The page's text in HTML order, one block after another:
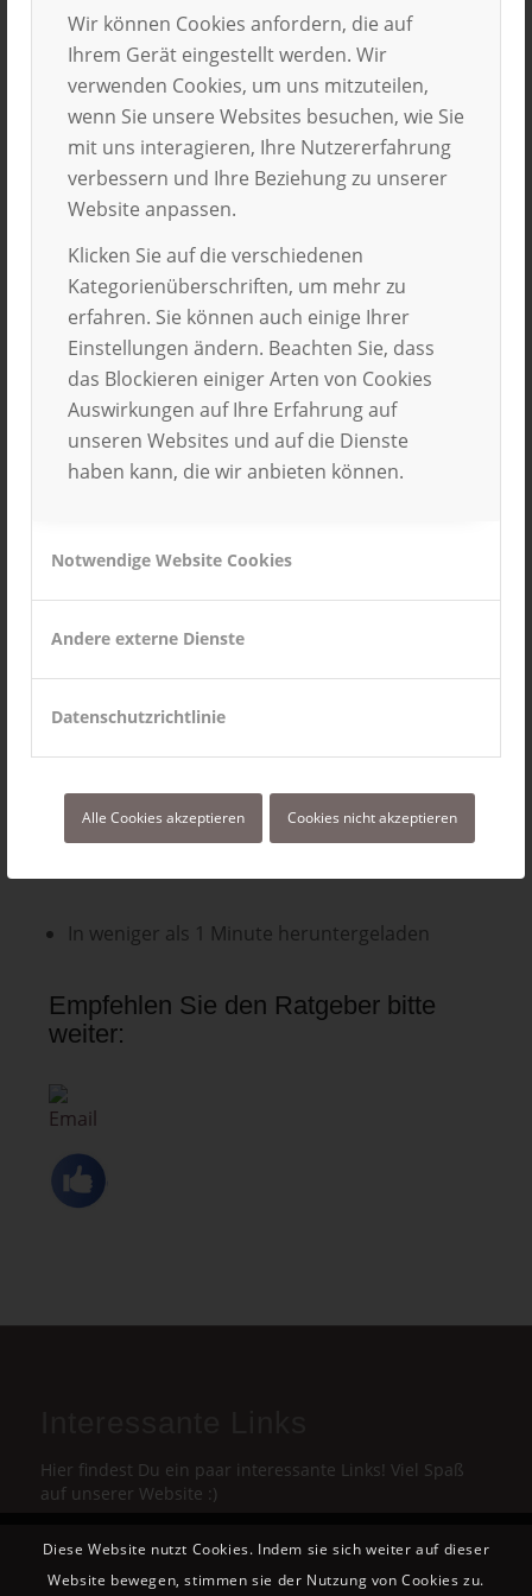
Wir können Cookies anfordern, die auf
Ihrem Gerät eingestellt werden. Wir
verwenden Cookies, um uns mitzuteilen,
wenn Sie unsere Websites besuchen, wie Sie
mit uns interagieren, Ihre Nutzererfahrung
verbessern und Ihre Beziehung zu unserer
Website anpassen.
Klicken Sie auf die verschiedenen
Kategorienüberschriften, um mehr zu
erfahren. Sie können auch einige Ihrer
Einstellungen ändern. Beachten Sie, dass
das Blockieren einiger Arten von Cookies
Auswirkungen auf Ihre Erfahrung auf
unseren Websites und auf die Dienste
haben kann, die wir anbieten können.
Notwendige Website Cookies
Andere externe Dienste
Datenschutzrichtlinie
Alle Cookies akzeptieren Cookies nicht akzeptieren
Kostenlos zum Download
Wie plane ich das Auslandspraktikum?
Welches ist der richtige Zeitpunkt?
Was sind die Besonderheiten bei einem
Telefoninterview?
Über 20 Seiten! (DIN A4)
Als vollwertiges PDF-E-Book überall auf dem
In weniger als 1 Minute heruntergeladen
Empfehlen Sie den Ratgeber bitte
weiter:
Hier findest Du ein paar interessante Links! Viel Spaß
auf unserer Website :)
Diese Website nutzt Cookies. Indem sie sich weiter auf dieser
Website bewegen, stimmen sie der Nutzung von Cookies zu.